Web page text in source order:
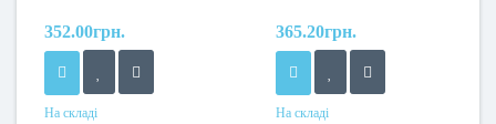
352.00грн.
На складі
365.20грн.
На складі